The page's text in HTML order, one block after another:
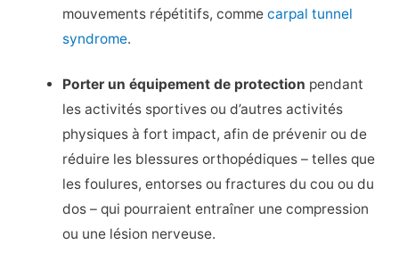
mouvements répétitifs, commecarpal tunnel
syndrome.
Porter un équipement de protection pendant
les activités sportives ou d’autres activités
physiques à fort impact, afin de prévenir ou de
réduire les blessures orthopédiques – telles que
les foulures, entorses ou fractures du cou ou du
dos – qui pourraient entraîner une compression
ou une lésion nerveuse.